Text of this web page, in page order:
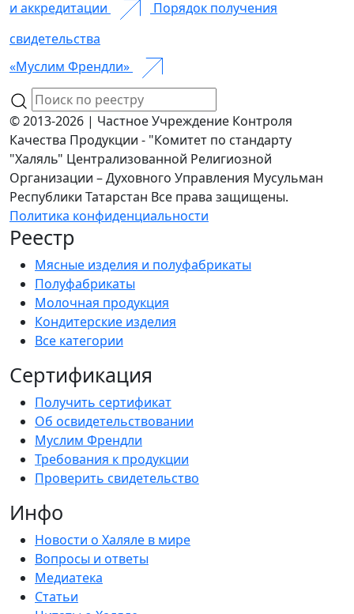
и аккредитации
Порядок получения
свидетельства
«Муслим Френдли»
© 2013-2026 | Частное Учреждение Контроля
Качества Продукции - "Комитет по стандарту
"Халяль" Централизованной Религиозной
Организации – Духовного Управления Мусульман
Республики Татарстан Все права защищены.
Политика конфиденциальности
Реестр
Мясные изделия и полуфабрикаты
Полуфабрикаты
Молочная продукция
Кондитерские изделия
Все категории
Сертификация
Получить сертификат
Об освидетельствовании
Муслим Френдли
Требования к продукции
Проверить свидетельство
Инфо
Новости о Халяле в мире
Вопросы и ответы
Медиатека
Статьи